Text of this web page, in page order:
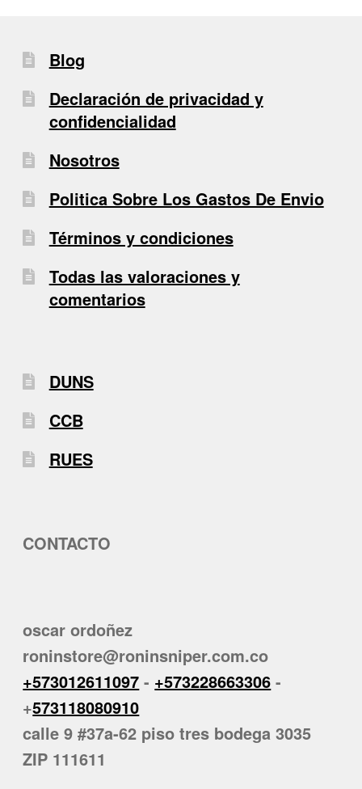
Blog
Declaración de privacidad y
confidencialidad
Nosotros
Politica Sobre Los Gastos De Envio
Términos y condiciones
Todas las valoraciones y
comentarios
DUNS
CCB
RUES
CONTACTO
oscar ordoñez
roninstore@roninsniper.com.co
+573012611097 - +573228663306 -
+573118080910
calle 9 #37a-62 piso tres bodega 3035
ZIP 111611